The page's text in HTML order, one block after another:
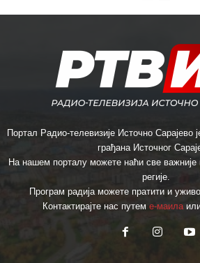
Портал Радио-телевизије Источно Сарајево
грађана Источног
На нашем порталу можете наћи све важније
регије.
Програм радија можете пратити и
Контактирајте нас путем е-маила